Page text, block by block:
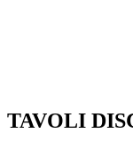
TAVOLI